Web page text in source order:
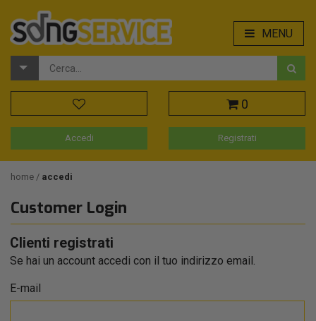
MENU
0
Accedi Registrati
home accedi
Customer Login
Clienti registrati
Se hai un account accedi con il tuo indirizzo email.
E-mail